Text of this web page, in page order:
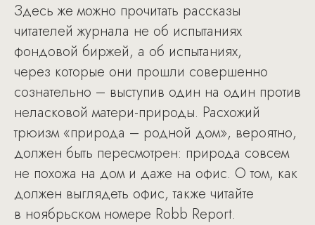
Здесь же можно прочитать рассказы
читателей журнала не об испытаниях
фондовой биржей, а об испытаниях,
через которые они прошли совершенно
сознательно – выступив один на один против
неласковой матери-природы. Расхожий
трюизм «природа – родной дом», вероятно,
должен быть пересмотрен: природа совсем
не похожа на дом и даже на офис. О том, как
должен выглядеть офис, также читайте
в ноябрьском номере Robb Report.